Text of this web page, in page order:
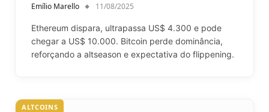
Emílio Marello 11/08/2025
Ethereum dispara, ultrapassa US$ 4.300 e pode
chegar a US$ 10.000. Bitcoin perde dominância,
reforçando a altseason e expectativa do flippening.
ALTCOINS